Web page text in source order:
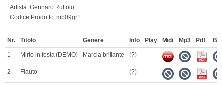
Artista: Gennaro Ruffolo
Codice Prodotto: mb09gr1
Nr. Titolo Genere Info Play Midi Mp3 Pdf
1 Mirto in festa (DEMO) Marcia brillante (?)
2 Flauto (?)